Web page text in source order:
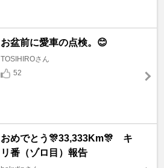
お盆前に愛車の点検。😊
TOSIHIROさん
52
おめでとう🎊33,333Km🎊 キ
リ番（ゾロ目）報告